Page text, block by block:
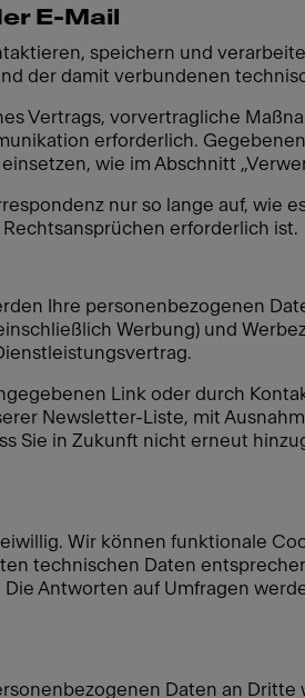
E-Mail
speichern und
der damit verbundenen
Vertrags, vorvertragliche
erforderlich.
wie im Abschnitt
nur so lange auf, wie
erforderlich ist.
Ihre personenbezogenen
Werbung) und
Link oder durch
Newsletter-Liste, mit
Sie in Zukunft nicht erneut
Wir können funktionale
technischen Daten
Antworten auf Umfragen
Daten an Dritte